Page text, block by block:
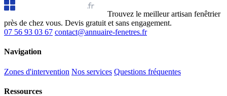
Annuaire Fenêtres.fr
Trouvez le meilleur artisan fenêtrier
près de chez vous. Devis gratuit et sans engagement.
07 56 93 03 67 contact@annuaire-fenetres.fr
Navigation
Zones d'intervention Nos services Questions fréquentes
Ressources